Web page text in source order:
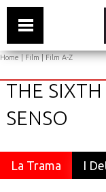
Home|Film|Film A-Z
THE SIXTH
SENSO
La Trama I